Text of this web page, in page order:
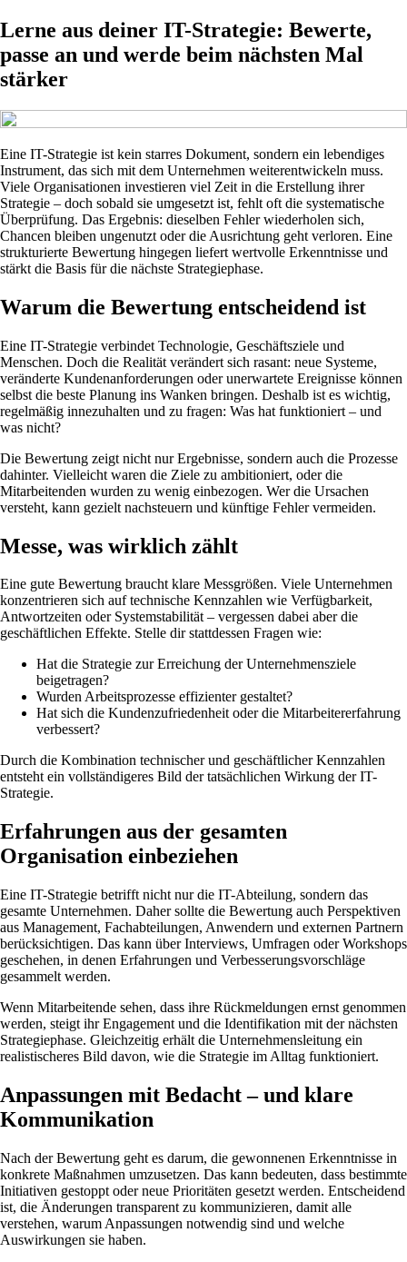
Lerne aus deiner IT-Strategie: Bewerte,
passe an und werde beim nächsten Mal
stärker
Eine IT-Strategie ist kein starres Dokument, sondern ein lebendiges
Instrument, das sich mit dem Unternehmen weiterentwickeln muss.
Viele Organisationen investieren viel Zeit in die Erstellung ihrer
Strategie – doch sobald sie umgesetzt ist, fehlt oft die systematische
Überprüfung. Das Ergebnis: dieselben Fehler wiederholen sich,
Chancen bleiben ungenutzt oder die Ausrichtung geht verloren. Eine
strukturierte Bewertung hingegen liefert wertvolle Erkenntnisse und
stärkt die Basis für die nächste Strategiephase.
Warum die Bewertung entscheidend ist
Eine IT-Strategie verbindet Technologie, Geschäftsziele und
Menschen. Doch die Realität verändert sich rasant: neue Systeme,
veränderte Kundenanforderungen oder unerwartete Ereignisse können
selbst die beste Planung ins Wanken bringen. Deshalb ist es wichtig,
regelmäßig innezuhalten und zu fragen: Was hat funktioniert – und
was nicht?
Die Bewertung zeigt nicht nur Ergebnisse, sondern auch die Prozesse
dahinter. Vielleicht waren die Ziele zu ambitioniert, oder die
Mitarbeitenden wurden zu wenig einbezogen. Wer die Ursachen
versteht, kann gezielt nachsteuern und künftige Fehler vermeiden.
Messe, was wirklich zählt
Eine gute Bewertung braucht klare Messgrößen. Viele Unternehmen
konzentrieren sich auf technische Kennzahlen wie Verfügbarkeit,
Antwortzeiten oder Systemstabilität – vergessen dabei aber die
geschäftlichen Effekte. Stelle dir stattdessen Fragen wie:
Hat die Strategie zur Erreichung der Unternehmensziele
beigetragen?
Wurden Arbeitsprozesse effizienter gestaltet?
Hat sich die Kundenzufriedenheit oder die Mitarbeitererfahrung
verbessert?
Durch die Kombination technischer und geschäftlicher Kennzahlen
entsteht ein vollständigeres Bild der tatsächlichen Wirkung der IT-
Strategie.
Erfahrungen aus der gesamten
Organisation einbeziehen
Eine IT-Strategie betrifft nicht nur die IT-Abteilung, sondern das
gesamte Unternehmen. Daher sollte die Bewertung auch Perspektiven
aus Management, Fachabteilungen, Anwendern und externen Partnern
berücksichtigen. Das kann über Interviews, Umfragen oder Workshops
geschehen, in denen Erfahrungen und Verbesserungsvorschläge
gesammelt werden.
Wenn Mitarbeitende sehen, dass ihre Rückmeldungen ernst genommen
werden, steigt ihr Engagement und die Identifikation mit der nächsten
Strategiephase. Gleichzeitig erhält die Unternehmensleitung ein
realistischeres Bild davon, wie die Strategie im Alltag funktioniert.
Anpassungen mit Bedacht – und klare
Kommunikation
Nach der Bewertung geht es darum, die gewonnenen Erkenntnisse in
konkrete Maßnahmen umzusetzen. Das kann bedeuten, dass bestimmte
Initiativen gestoppt oder neue Prioritäten gesetzt werden. Entscheidend
ist, die Änderungen transparent zu kommunizieren, damit alle
verstehen, warum Anpassungen notwendig sind und welche
Auswirkungen sie haben.